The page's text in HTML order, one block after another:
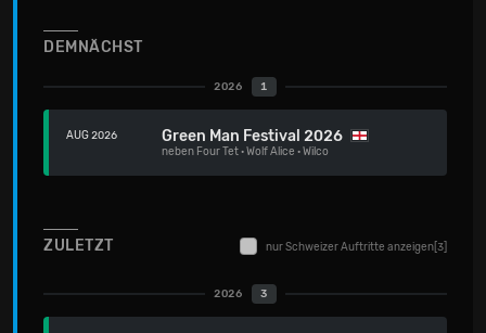
DEMNÄCHST
2026 1
AUG 2026 Green Man Festival 2026
neben Four Tet·Wolf Alice ·Wilco
ZULETZT nur Schweizer Auftritte anzeigen [3]
2026 3